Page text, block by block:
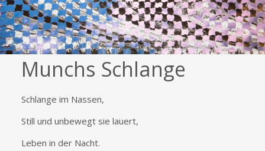
Munchs Schlange
Schlange im Nassen,
Still und unbewegt sie lauert,
Leben in der Nacht.